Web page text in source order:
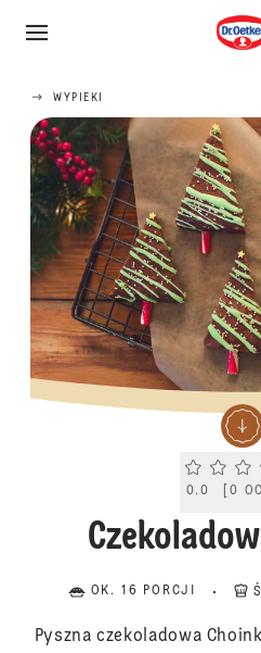
WYPIEKI
0.0 0
OK. 16 PORCJI
Pyszna czekoladowa